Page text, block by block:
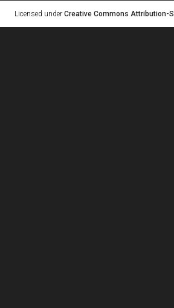
Licensed under Creative Commons Attribution-